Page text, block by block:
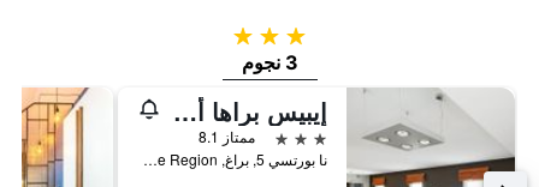
3 نجوم
3 نجوم
إيبيس براها أولد تاون
3 نجوم
ممتاز 8.1
نا بورتسي 5, براغ, Prague Region, جمهورية التشيك